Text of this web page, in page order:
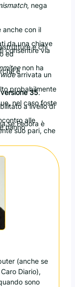
, nega
anche con il
da una chiave
e chi
consentire via
ed
non ha
è
arrivata un
probabilmente
35.
nel caso foste
a livello di
alle
se Fedora è
hannosuo pari, che
(anche se
Diario),
sono